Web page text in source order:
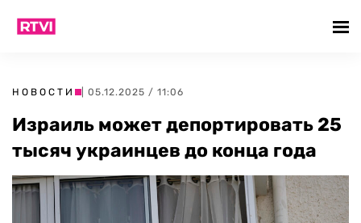
НОВОСТИ | 05.12.2025 / 11:06
Израиль может депортировать 25
тысяч украинцев до конца года